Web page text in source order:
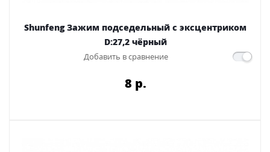
Shunfeng Зажим подседельный с эксцентриком
D:27,2 чёрный
Добавить в сравнение
8 p.